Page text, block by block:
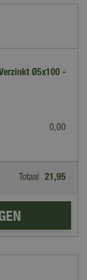
Ø5x100 -
0,00
Totaal 21 ,95